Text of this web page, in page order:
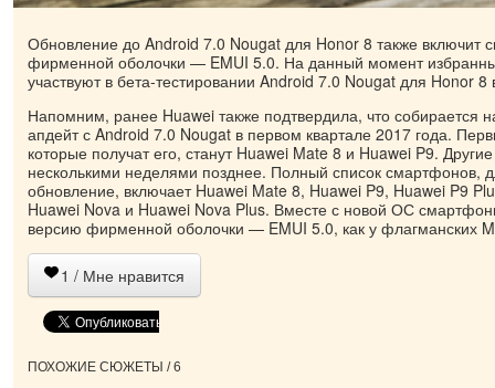
Обновление до Android 7.0 Nougat для Honor 8 также включит
фирменной оболочки — EMUI 5.0. На данный момент
участвуют в бета-тестировании Android 7.0 Nougat для Honor 8
Напомним, ранее Huawei также подтвердила, что собирается
апдейт с Android 7.0 Nougat в первом квартале 2017 года.
которые получат его, станут Huawei Mate 8 и Huawei P9.
несколькими неделями позднее. Полный список смартфонов,
обновление, включает Huawei Mate 8, Huawei P9, Huawei P9
Huawei Nova и Huawei Nova Plus. Вместе с новой ОС
версию фирменной оболочки — EMUI 5.0, как у флагманских
1 / Мне нравится
ПОХОЖИЕ СЮЖЕТЫ / 6